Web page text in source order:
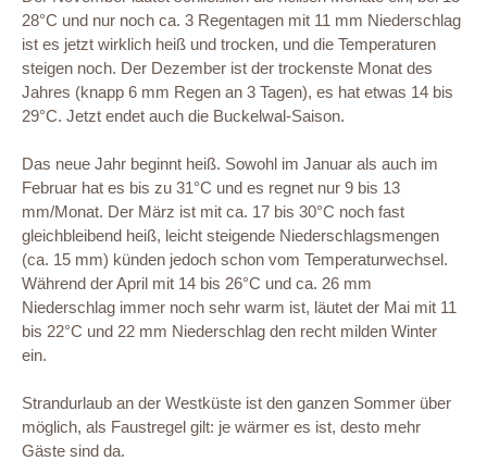
28°C und nur noch ca. 3 Regentagen mit 11 mm Niederschlag
ist es jetzt wirklich heiß und trocken, und die Temperaturen
steigen noch. Der Dezember ist der trockenste Monat des
Jahres (knapp 6 mm Regen an 3 Tagen), es hat etwas 14 bis
29°C. Jetzt endet auch die Buckelwal-Saison.
Das neue Jahr beginnt heiß. Sowohl im Januar als auch im
Februar hat es bis zu 31°C und es regnet nur 9 bis 13
mm/Monat. Der März ist mit ca. 17 bis 30°C noch fast
gleichbleibend heiß, leicht steigende Niederschlagsmengen
(ca. 15 mm) künden jedoch schon vom Temperaturwechsel.
Während der April mit 14 bis 26°C und ca. 26 mm
Niederschlag immer noch sehr warm ist, läutet der Mai mit 11
bis 22°C und 22 mm Niederschlag den recht milden Winter
ein.
Strandurlaub an der Westküste ist den ganzen Sommer über
möglich, als Faustregel gilt: je wärmer es ist, desto mehr
Gäste sind da.